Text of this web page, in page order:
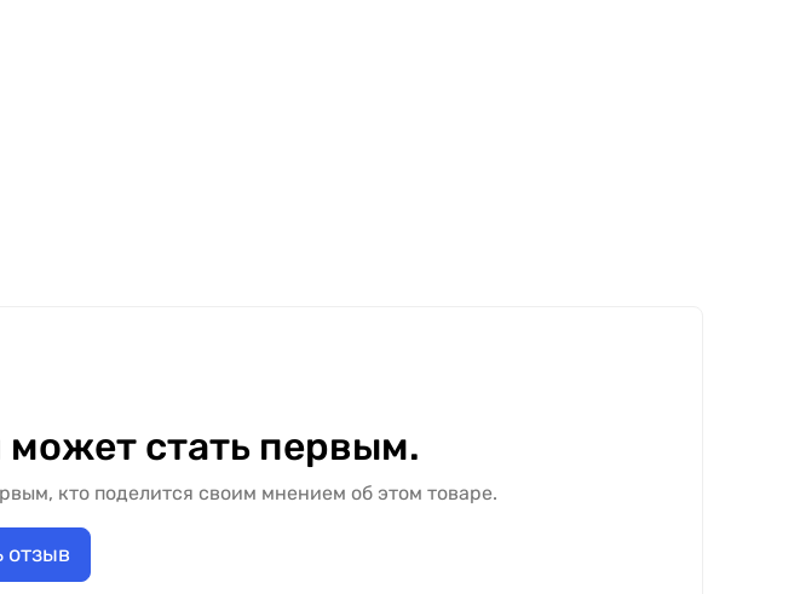
стать первым.
кто поделится своим мнением об этом товаре.
отзыв